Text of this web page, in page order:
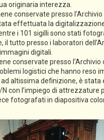
originaria interezza.
conservate presso
effettuata la
i 101 sigilli sono stati
il tutto presso i laboratori
digitali.
conservate presso l’Archivio
logistici che hanno reso
ad altissima definizione, è
con l’impiego di attrezzature
fotografati in diapositiva